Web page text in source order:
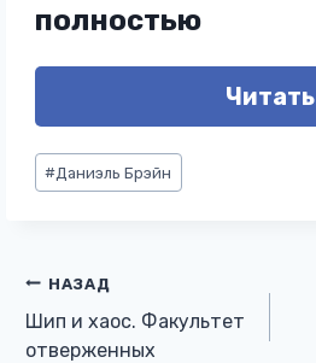
полностью
Читать
Метки
записи:
#Даниэль Брэйн
Навигация
по
НАЗАД
Шип и хаос. Факультет
отверженных